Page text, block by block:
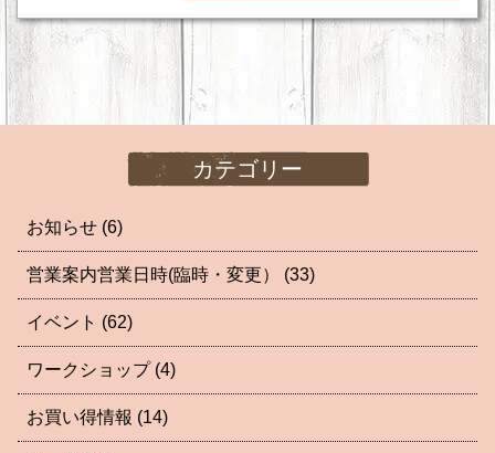
カテゴリー
お知らせ (6)
営業案内営業日時(臨時・変更） (33)
イベント (62)
ワークショップ (4)
お買い得情報 (14)